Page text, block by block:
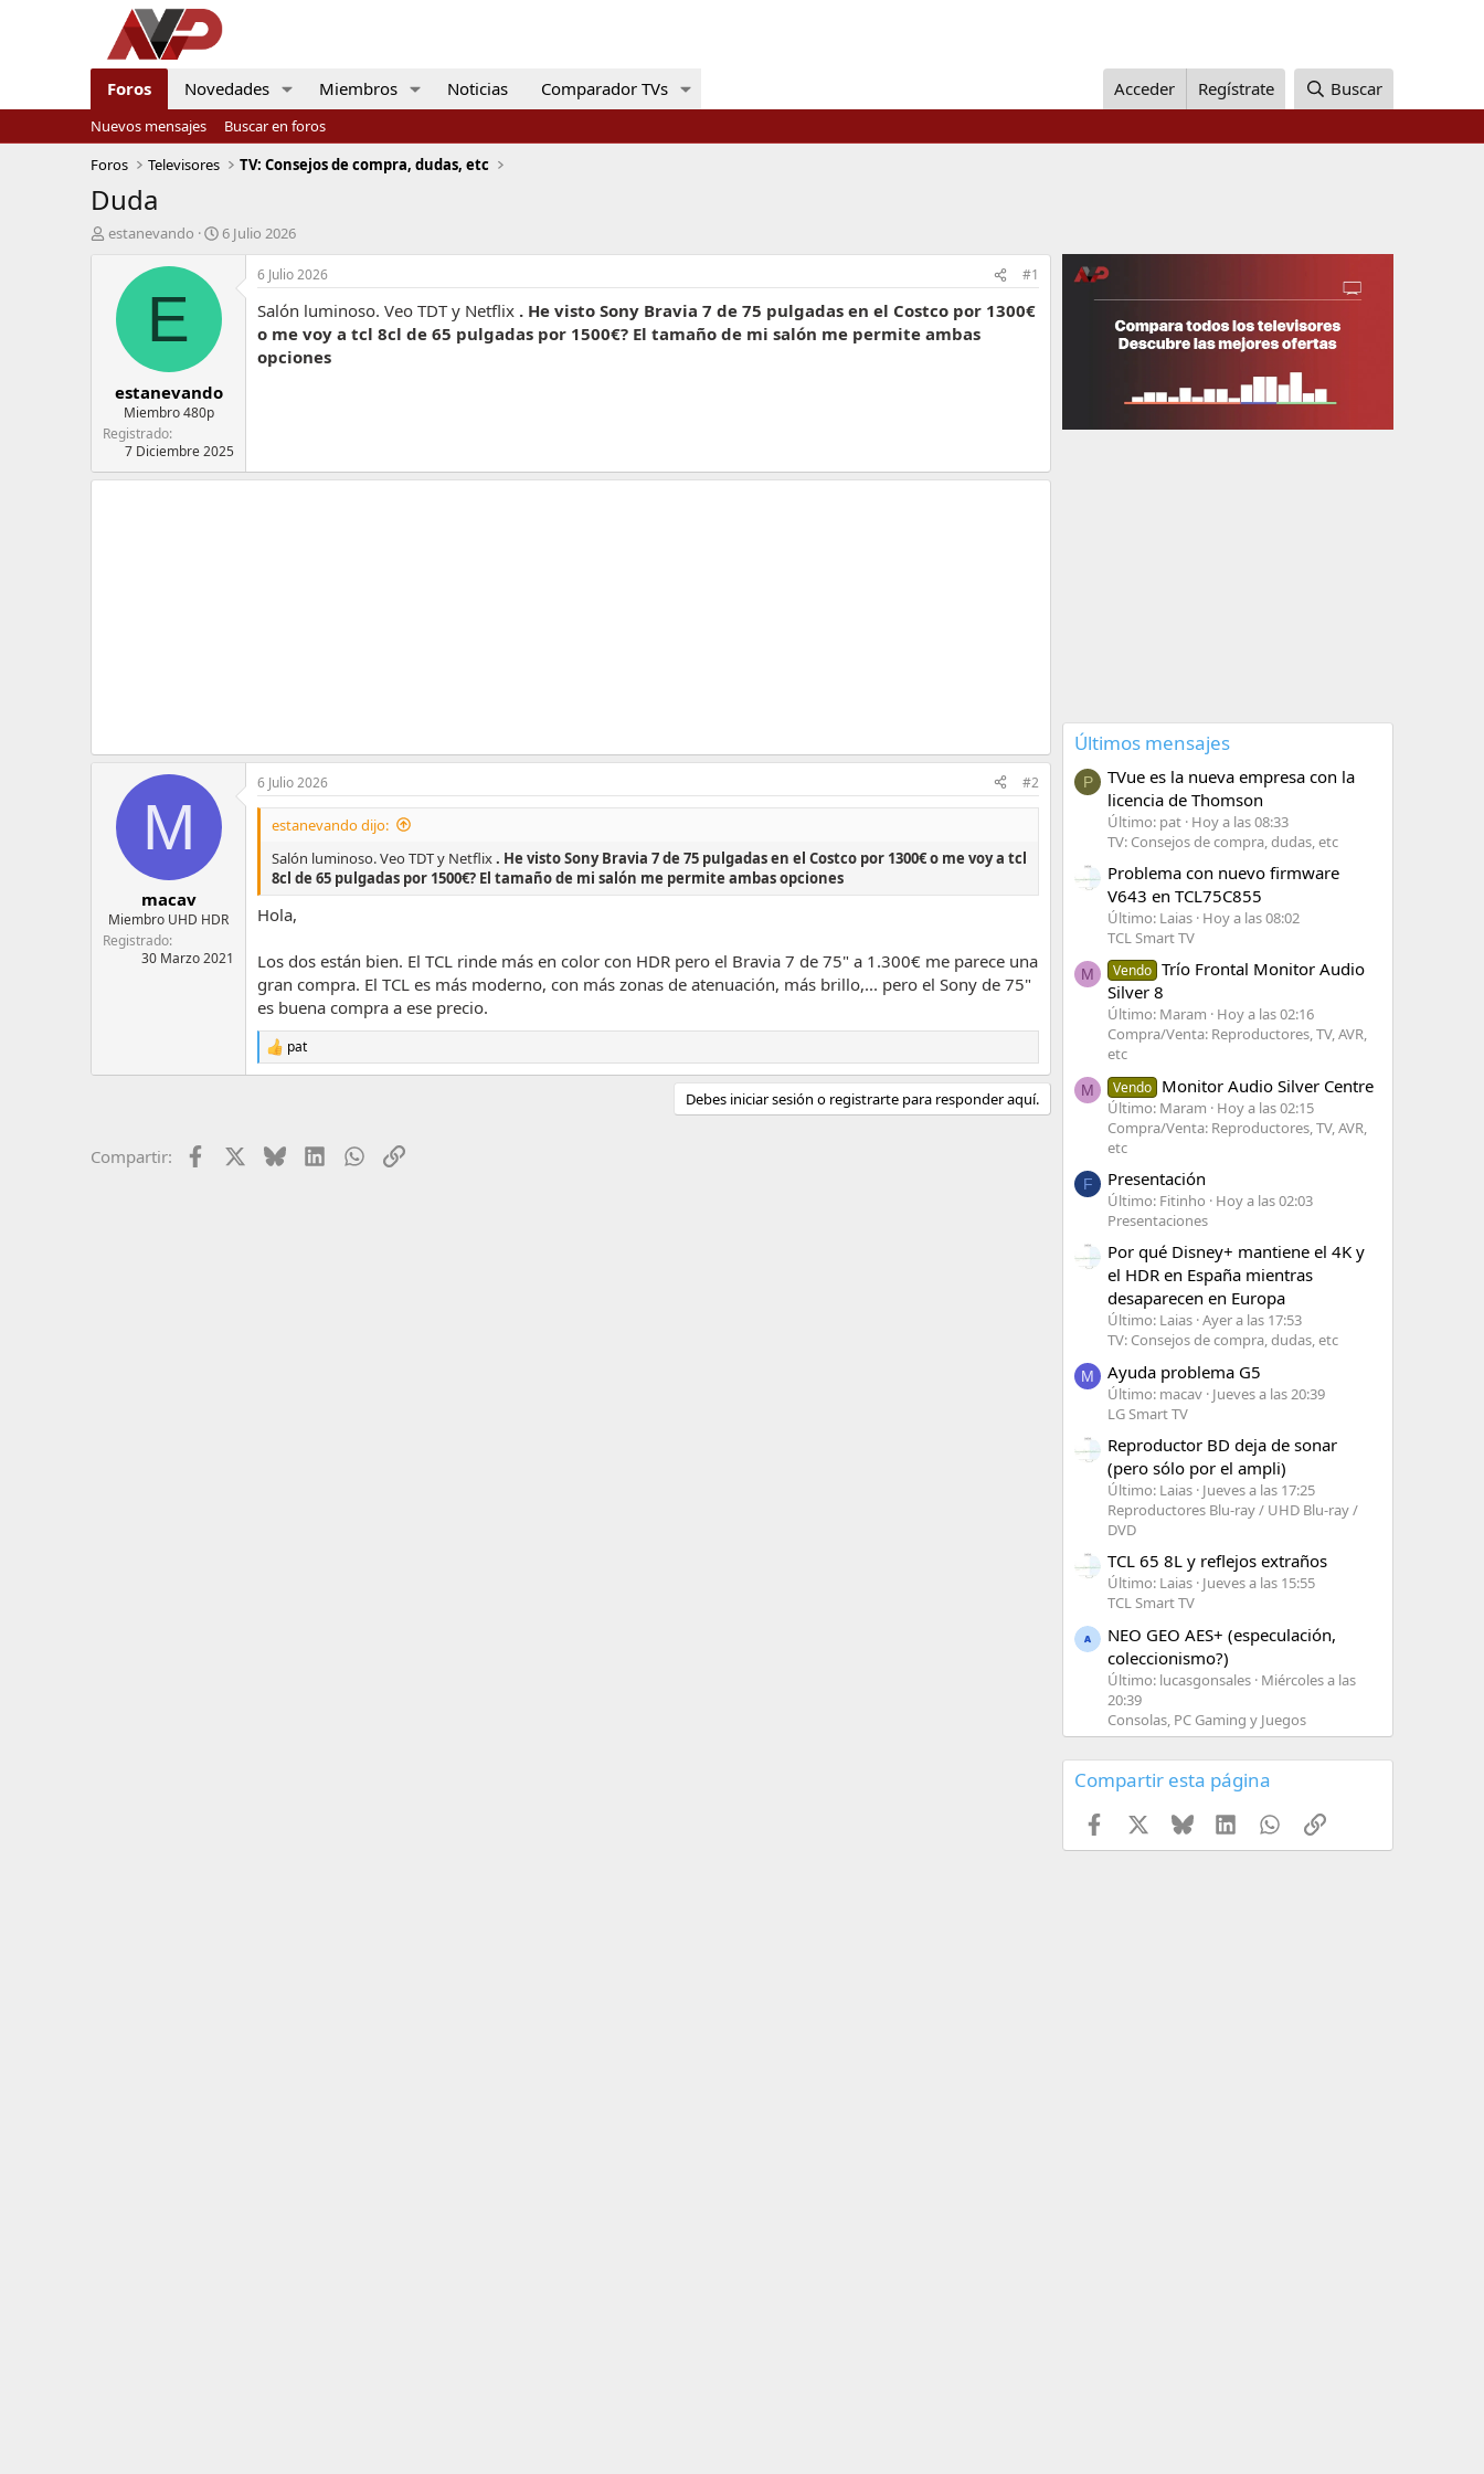
Foros Novedades Miembros Noticias Comparador TVs Acceder Regístrate Buscar
Nuevos mensajes
Buscar en foros
Foros
Televisores TV: Consejos de compra, dudas, etc
Duda
I
e
t
estanevando
F
a
d
n
i
o
6 Julio 2026
E
estanevando
Miembro 480p
Registrado
7 Diciembre 2025
6 Julio 2026 #1
Salón luminoso. Veo TDT y Netflix . He visto Sony Bravia 7 de 75 pulgadas en el Costco por 1300€
o me voy a tcl 8cl de 65 pulgadas por 1500€? El tamaño de mi salón me permite ambas
opciones
M
macav
Miembro UHD HDR
Registrado
30 Marzo 2021
6 Julio 2026 #2
estanevando dijo:
Salón luminoso. Veo TDT y Netflix. He visto Sony Bravia 7 de 75 pulgadas en el Costco por 1300€ o me voy a tcl
8cl de 65 pulgadas por 1500€? El tamaño de mi salón me permite ambas opciones
Hola,
Los dos están bien. El TCL rinde más en color con HDR pero el Bravia 7 de 75" a 1.300€ me parece una
gran compra. El TCL es más moderno, con más zonas de atenuación, más brillo,... pero el Sony de 75"
es buena compra a ese precio.
R
e
i
o
pat
Debes iniciar sesión o registrarte para responder aquí.
Compartir: Facebook BlueskyLinkedInWhatsApp
Enlace
Últimos mensajes
P
TVue es la nueva empresa con la
licencia de Thomson
Último: pat Hoy a las 08:33
TV: Consejos de compra, dudas, etc
Problema con nuevo firmware
V643 en TCL75C855
Último: Laias Hoy a las 08:02
TCL Smart TV
M Vendo Trío Frontal Monitor Audio
Silver 8
Último: Maram
Hoy a las 02:16
Compra/Venta: Reproductores, TV, AVR,
etc
M Vendo Monitor Audio Silver Centre
Último: Maram
Hoy a las 02:15
Compra/Venta: Reproductores, TV, AVR,
etc
F Presentación
Último: Fitinho
Hoy a las 02:03
Presentaciones
Por qué Disney+ mantiene el 4K y
el HDR en España mientras
desaparecen en Europa
Último: Laias Ayer a las 17:53
TV: Consejos de compra, dudas, etc
M Ayuda problema G5
Último: macav Jueves a las 20:39
LG Smart TV
Reproductor BD deja de sonar
(pero sólo por el ampli)
Último: Laias Jueves a las 17:25
Reproductores Blu-ray / UHD Blu-ray /
DVD
TCL 65 8L y reflejos extraños
Último: Laias Jueves a las 15:55
TCL Smart TV
NEO GEO AES+ (especulación,
coleccionismo?)
Último: lucasgonsales Miércoles a las
20:39
Consolas, PC Gaming y Juegos
Compartir esta página
Facebook Bluesky LinkedInWhatsApp
Enlace